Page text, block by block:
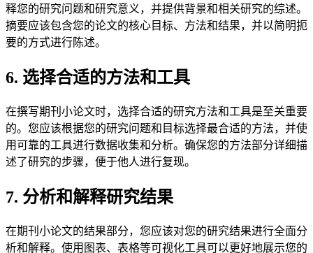
释您的研究问题和研究意义，并提供背景和相关研究的综述。
摘要应该包含您的论文的核心目标、方法和结果，并以简明扼
要的方式进行陈述。
6. 选择合适的方法和工具
在撰写期刊小论文时，选择合适的研究方法和工具是至关重要
的。您应该根据您的研究问题和目标选择最合适的方法，并使
用可靠的工具进行数据收集和分析。确保您的方法部分详细描
述了研究的步骤，便于他人进行复现。
7. 分析和解释研究结果
在期刊小论文的结果部分，您应该对您的研究结果进行全面分
析和解释。使用图表、表格等可视化工具可以更好地展示您的